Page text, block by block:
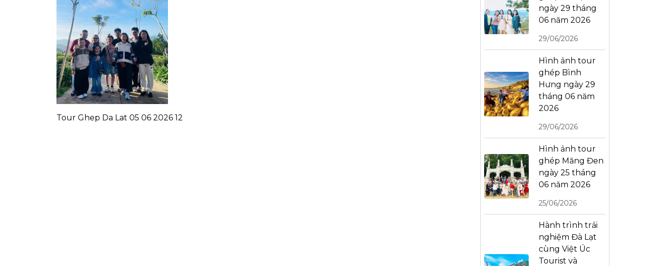
Tour Ghep Da Lat 05 06 2026 12
ngày 29 tháng
06 năm 2026
29/06/2026
Hình ảnh tour
ghép Bình
Hưng ngày 29
tháng 06 năm
2026
29/06/2026
Hình ảnh tour
ghép Măng Đen
ngày 25 tháng
06 năm 2026
25/06/2026
Hành trình trải
nghiệm Đà Lạt
cùng Việt Úc
Tourist và